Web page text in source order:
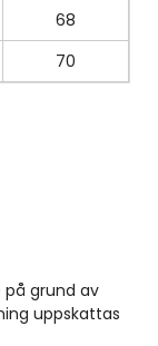
68
70
på grund av
uppskattas